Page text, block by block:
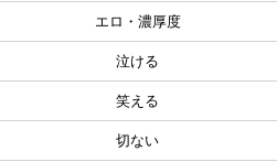
エロ・濃厚度
泣ける
笑える
切ない